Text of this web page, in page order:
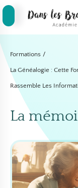
Formations /
La Généalogie : Cette
Rassemble Les
La